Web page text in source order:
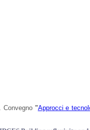
Convegno "Approcci e